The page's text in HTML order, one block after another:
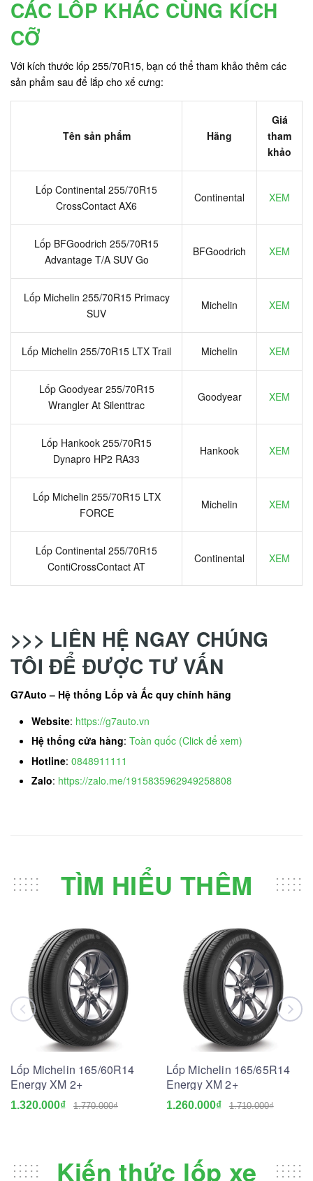
CÁC LỐP KHÁC CÙNG KÍCH
CỠ
Với kích thước lốp 255/70R15, bạn có thể tham khảo thêm các
sản phẩm sau để lắp cho xế cưng:
Tên sản phẩm Hãng
Giá
tham
khảo
Lốp Continental 255/70R15
CrossContact AX6
Continental XEM
Lốp BFGoodrich 255/70R15
Advantage T/A SUV Go
BFGoodrich XEM
Lốp Michelin 255/70R15 Primacy
SUV
Michelin XEM
Lốp Michelin 255/70R15 LTX Trail Michelin XEM
Lốp Goodyear 255/70R15
Wrangler At Silenttrac
Goodyear XEM
Lốp Hankook 255/70R15
Dynapro HP2 RA33
Hankook XEM
Lốp Michelin 255/70R15 LTX
FORCE
Michelin XEM
Lốp Continental 255/70R15
ContiCrossContact AT
Continental XEM
>>> LIÊN HỆ NGAY CHÚNG
TÔI ĐỂ ĐƯỢC TƯ VẤN
G7Auto – Hệ thống Lốp và Ắc quy chính hãng
Website: https://g7auto.vn
Hệ thống cửa hàng: Toàn quốc (Click để xem)
Hotline: 0848911111
Zalo: https://zalo.me/1915835962949258808
TÌM HIỂU THÊM
Lốp Michelin 165/60R14
Energy XM 2+
1.320.000₫ 1.770.000₫
Lốp Michelin 165/65R14
Energy XM 2+
1.260.000₫ 1.710.000₫
Kiến thức lốp xe